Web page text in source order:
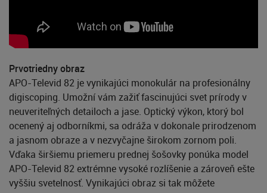
Prvotriedny obraz
APO-Televid 82 je vynikajúci monokulár na profesionálny
digiscoping. Umožní vám zažiť fascinujúci svet prírody v
neuveriteľných detailoch a jase. Optický výkon, ktorý bol
ocenený aj odborníkmi, sa odráža v dokonale prirodzenom
a jasnom obraze a v nezvyčajne širokom zornom poli.
Vďaka širšiemu priemeru prednej šošovky ponúka model
APO-Televid 82 extrémne vysoké rozlíšenie a zároveň ešte
vyššiu svetelnosť. Vynikajúci obraz si tak môžete